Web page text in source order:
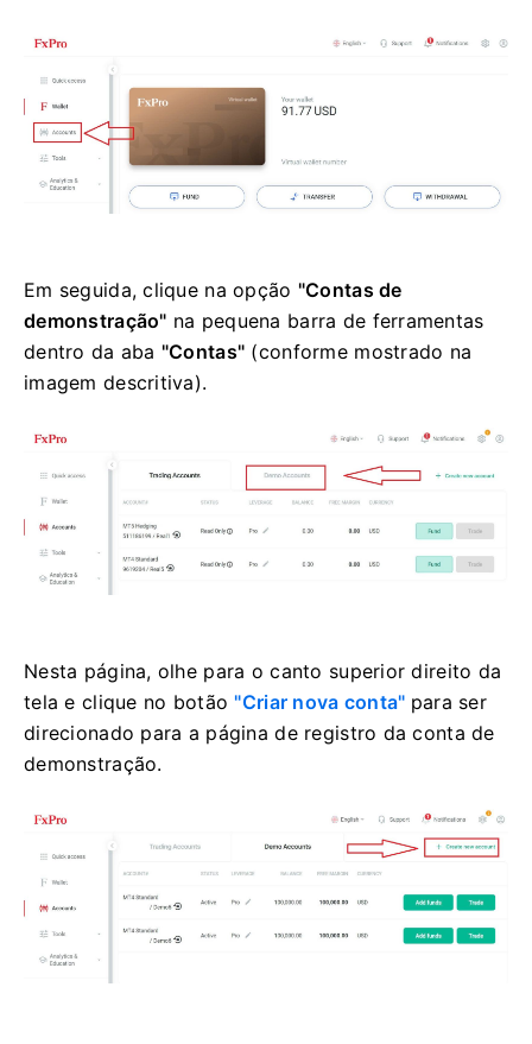
Em seguida, clique na opção "Contas de
demonstração" na pequena barra de ferramentas
dentro da aba "Contas" (conforme mostrado na
imagem descritiva).
Nesta página, olhe para o canto superior direito da
tela e clique no botão "Criar nova conta" para ser
direcionado para a página de registro da conta de
demonstração.